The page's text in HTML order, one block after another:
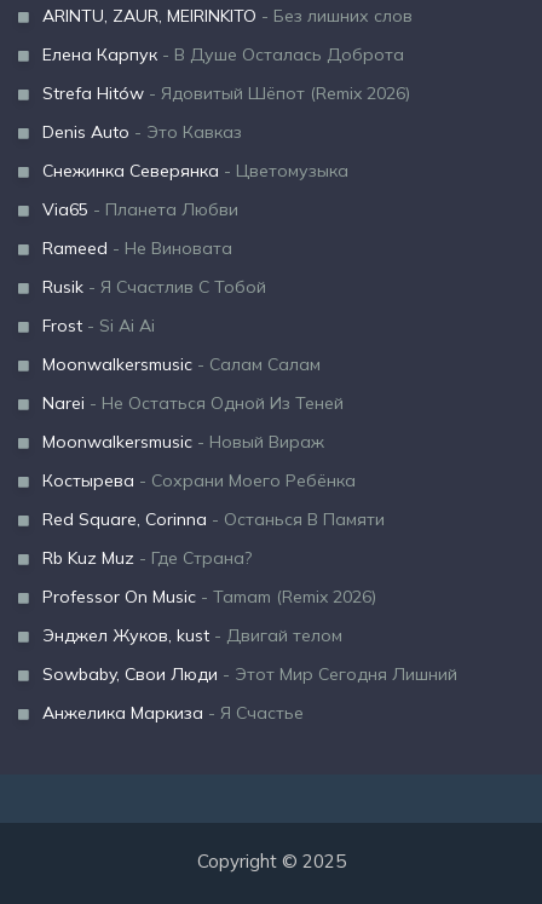
ARINTU, ZAUR, MEIRINKITO - Без лишних слов
Елена Карпук - В Душе Осталась Доброта
Strefa Hitów - Ядовитый Шёпот (Remix 2026)
Denis Auto - Это Кавказ
Снежинка Северянка - Цветомузыка
Via65 - Планета Любви
Rameed - Не Виновата
Rusik - Я Счастлив С Тобой
Frost - Si Ai Ai
Moonwalkersmusic - Салам Салам
Narei - Не Остаться Одной Из Теней
Moonwalkersmusic - Новый Вираж
Костырева - Сохрани Моего Ребёнка
Red Square, Corinna - Останься В Памяти
Rb Kuz Muz - Где Страна?
Professor On Music - Tamam (Remix 2026)
Энджел Жуков, kust - Двигай телом
Sowbaby, Свои Люди - Этот Мир Сегодня Лишний
Анжелика Маркиза - Я Счастье
Copyright © 2025